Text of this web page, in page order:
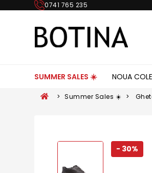
0741 765 235
SUMMER SALES ☀️ NOUA
> Summer Sales ☀️ >
- 30%